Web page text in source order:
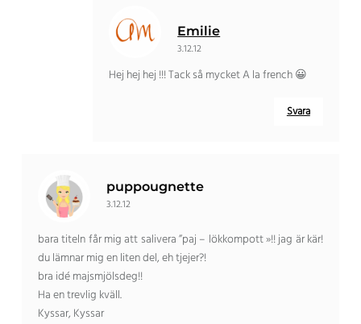
Emilie
3.12.12
Hej hej hej !!! Tack så mycket A la french 😀
Svara
puppougnette
3.12.12
bara titeln får mig att salivera ”paj – lökkompott »!! jag är kär!
du lämnar mig en liten del, eh tjejer?!
bra idé majsmjölsdeg!!
Ha en trevlig kväll.
Kyssar, Kyssar